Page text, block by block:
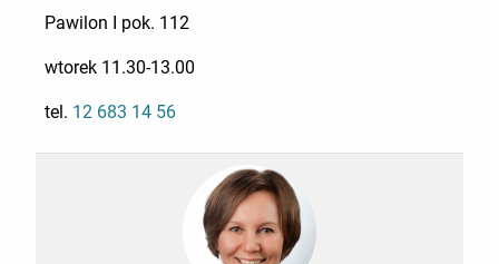
Pawilon I pok. 112
wtorek 11.30-13.00
tel. 12 683 14 56